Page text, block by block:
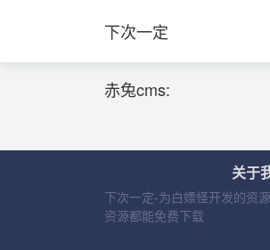
下次一定
赤兔cms:
关于
下次一定-为白嫖怪开发的资
资源都能免费下载